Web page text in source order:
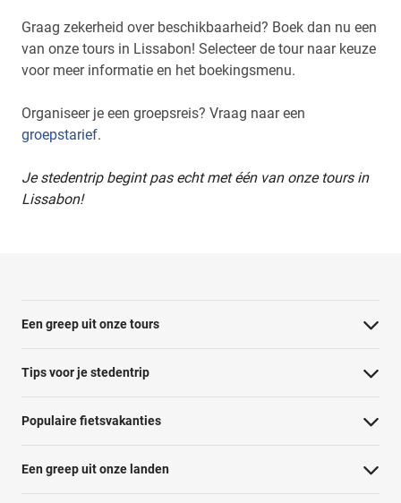
Graag zekerheid over beschikbaarheid? Boek dan nu een
van onze tours in Lissabon! Selecteer de tour naar keuze
voor meer informatie en het boekingsmenu.
Organiseer je een groepsreis? Vraag naar een
groepstarief.
Je stedentrip begint pas echt met één van onze tours in
Lissabon!
Een greep uit onze tours
Barcelona Panorama tour
Dubai Highlights fietstour
Dublin fietstour
Kaapstad Township tour
Krakau Highlights fietstour
Tips voor je stedentrip
Wat te doen in Amsterdam
Wat te doen in Barcelona
Wat te doen in Berlijn
Populaire fietsvakanties
Fietsvakantie Duitsland
Fietsvakantie Frankrijk
Een greep uit onze landen